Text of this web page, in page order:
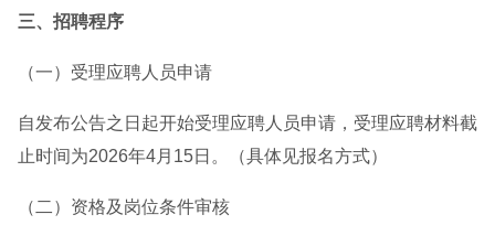
三、招聘程序
（一）受理应聘人员申请
自发布公告之日起开始受理应聘人员申请，受理应聘材料截
止时间为2026年4月15日。（具体见报名方式）
（二）资格及岗位条件审核